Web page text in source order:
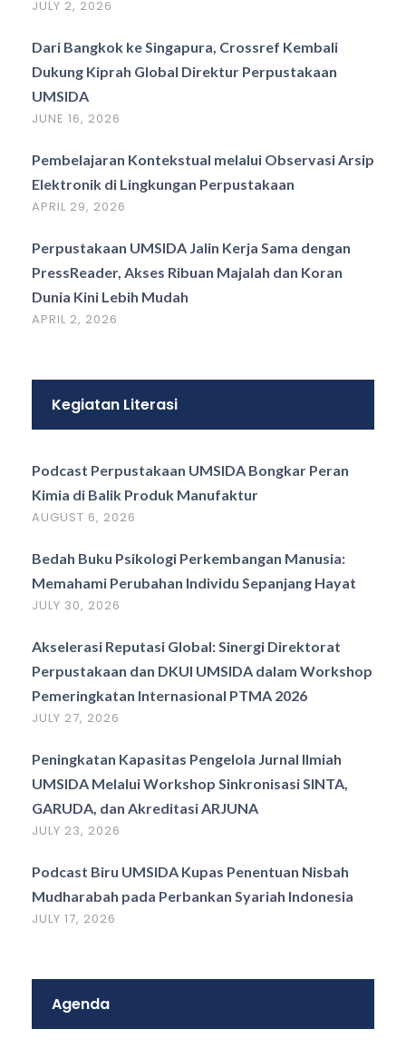
JULY 2, 2026
Dari Bangkok ke Singapura, Crossref Kembali
Dukung Kiprah Global Direktur Perpustakaan
UMSIDA
JUNE 16, 2026
Pembelajaran Kontekstual melalui Observasi Arsip
Elektronik di Lingkungan Perpustakaan
APRIL 29, 2026
Perpustakaan UMSIDA Jalin Kerja Sama dengan
PressReader, Akses Ribuan Majalah dan Koran
Dunia Kini Lebih Mudah
APRIL 2, 2026
Kegiatan Literasi
Podcast Perpustakaan UMSIDA Bongkar Peran
Kimia di Balik Produk Manufaktur
AUGUST 6, 2026
Bedah Buku Psikologi Perkembangan Manusia:
Memahami Perubahan Individu Sepanjang Hayat
JULY 30, 2026
Akselerasi Reputasi Global: Sinergi Direktorat
Perpustakaan dan DKUI UMSIDA dalam Workshop
Pemeringkatan Internasional PTMA 2026
JULY 27, 2026
Peningkatan Kapasitas Pengelola Jurnal Ilmiah
UMSIDA Melalui Workshop Sinkronisasi SINTA,
GARUDA, dan Akreditasi ARJUNA
JULY 23, 2026
Podcast Biru UMSIDA Kupas Penentuan Nisbah
Mudharabah pada Perbankan Syariah Indonesia
JULY 17, 2026
Agenda